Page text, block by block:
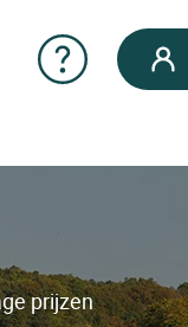
prijzen